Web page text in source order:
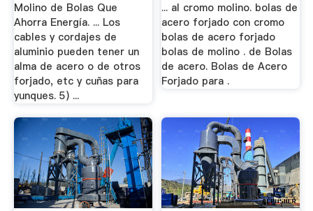
Molino de Bolas Que
Ahorra Energía. ... Los
cables y cordajes de
aluminio pueden tener un
alma de acero o de otros
forjado, etc y cuñas para
yunques. 5) ...
... al cromo molino. bolas de
acero forjado con cromo
bolas de acero forjado
bolas de molino . de Bolas
de acero. Bolas de Acero
Forjado para .